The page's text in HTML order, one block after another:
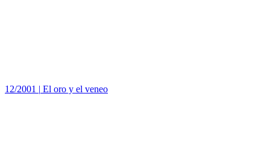
12/2001 | El oro y el veneo